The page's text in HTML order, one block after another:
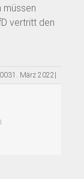
müssen
vertritt den
31. März 2022 |